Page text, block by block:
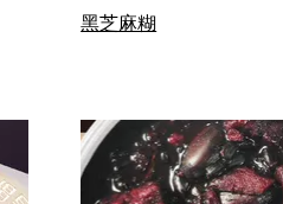
黑芝麻糊